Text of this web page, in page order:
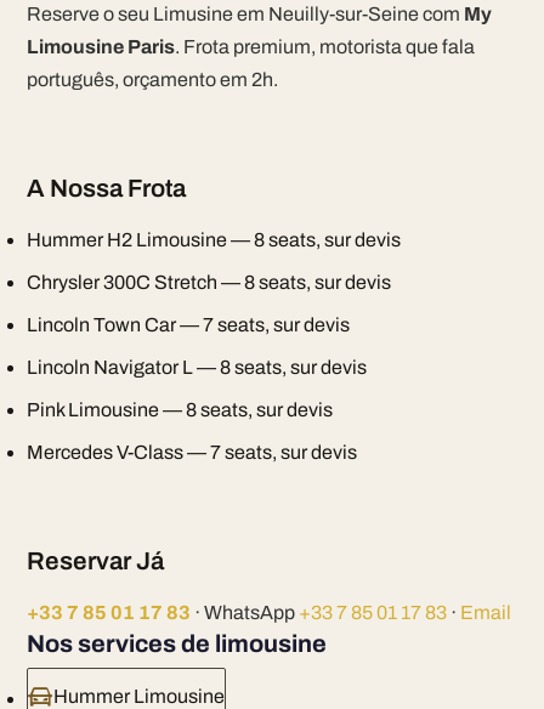
Reserve o seu Limusine em Neuilly-sur-Seine com My
Limousine Paris. Frota premium, motorista que fala
português, orçamento em 2h.
A Nossa Frota
Hummer H2 Limousine — 8 seats, sur devis
Chrysler 300C Stretch — 8 seats, sur devis
Lincoln Town Car — 7 seats, sur devis
Lincoln Navigator L — 8 seats, sur devis
Pink Limousine — 8 seats, sur devis
Mercedes V-Class — 7 seats, sur devis
Reservar Já
+33 7 85 01 17 83 · WhatsApp +33 7 85 01 17 83· Email
Nos services de limousine
Hummer Limousine